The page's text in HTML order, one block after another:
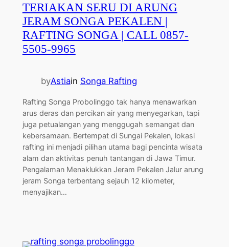
TERIAKAN SERU DI ARUNG
JERAM SONGA PEKALEN |
RAFTING SONGA | CALL 0857-
5505-9965
byAstiain Songa Rafting
Rafting Songa Probolinggo tak hanya menawarkan
arus deras dan percikan air yang menyegarkan, tapi
juga petualangan yang menggugah semangat dan
kebersamaan. Bertempat di Sungai Pekalen, lokasi
rafting ini menjadi pilihan utama bagi pencinta wisata
alam dan aktivitas penuh tantangan di Jawa Timur.
Pengalaman Menaklukkan Jeram Pekalen Jalur arung
jeram Songa terbentang sejauh 12 kilometer,
menyajikan…